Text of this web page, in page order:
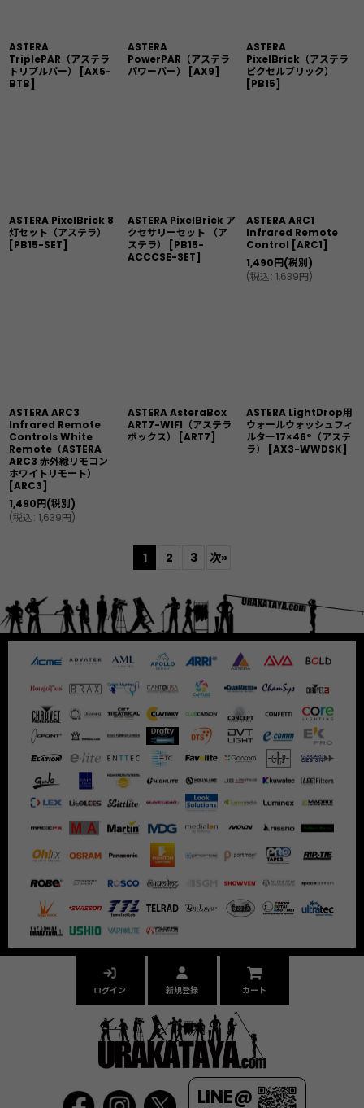
ASTERA
TriplePAR（アステラ
トリプルパー）
[AX5-
BTB]
ASTERA
PowerPAR（アステラ
パワーパー）
[AX9]
ASTERA
PixelBrick（アステラ
ピクセルブリック）
[PB15]
ASTERA PixelBrick 8
灯セット（アステラ）
[PB15-SET]
ASTERA PixelBrick ア
クセサリーセット （ア
ステラ）
[PB15-
ACCCSE-SET]
ASTERA ARC1
Infrared Remote
Control [ARC1]
1,490円(税別)
(税込: 1,639円)
ASTERA ARC3
Infrared Remote
Controls White
Remote（ASTERA
ARC3 赤外線リモコン
ホワイトリモート）
[ARC3]
1,490円(税別)
(税込: 1,639円)
ASTERA AsteraBox
ART7-WIFI（アステラ
ボックス）
[ART7]
ASTERA LightDrop用
ウォールウォッシュフィ
ルター17×46°（アステ
ラ）
[AX3-WWDSK]
1 2 3 次»
LINE@
ログイン 新規登録 カート